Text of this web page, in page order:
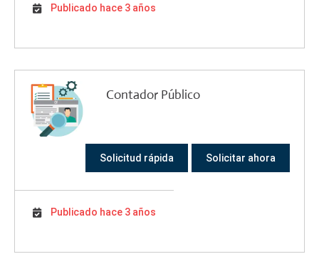
Publicado hace 3 años
Contador Público
Solicitud rápida Solicitar ahora
Publicado hace 3 años